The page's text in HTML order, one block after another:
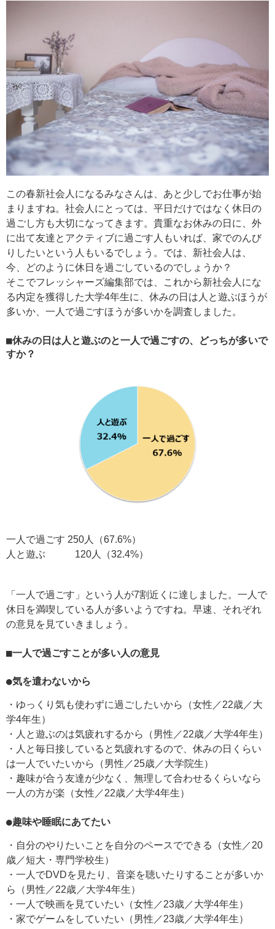
この春新社会人になるみなさんは、あと少しでお仕事が始
まりますね。社会人にとっては、平日だけではなく休日の
過ごし方も大切になってきます。貴重なお休みの日に、外
に出て友達とアクティブに過ごす人もいれば、家でのんび
りしたいという人もいるでしょう。では、新社会人は、
今、どのように休日を過ごしているのでしょうか？
そこでフレッシャーズ編集部では、これから新社会人にな
る内定を獲得した大学4年生に、休みの日は人と遊ぶほうが
多いか、一人で過ごすほうが多いかを調査しました。
■休みの日は人と遊ぶのと一人で過ごすの、どっちが多いで
すか？
一人で過ごす 250人（67.6%）
人と遊ぶ 120人（32.4%）
「一人で過ごす」という人が7割近くに達しました。一人で
休日を満喫している人が多いようですね。早速、それぞれ
の意見を見ていきましょう。
■一人で過ごすことが多い人の意見
●気を遣わないから
・ゆっくり気も使わずに過ごしたいから（女性／22歳／大
学4年生）
・人と遊ぶのは気疲れするから（男性／22歳／大学4年生）
・人と毎日接していると気疲れするので、休みの日くらい
は一人でいたいから（男性／25歳／大学院生）
・趣味が合う友達が少なく、無理して合わせるくらいなら
一人の方が楽（女性／22歳／大学4年生）
●趣味や睡眠にあてたい
・自分のやりたいことを自分のペースでできる（女性／20
歳／短大・専門学校生）
・一人でDVDを見たり、音楽を聴いたりすることが多いか
ら（男性／22歳／大学4年生）
・一人で映画を見ていたい（女性／23歳／大学4年生）
・家でゲームをしていたい（男性／23歳／大学4年生）